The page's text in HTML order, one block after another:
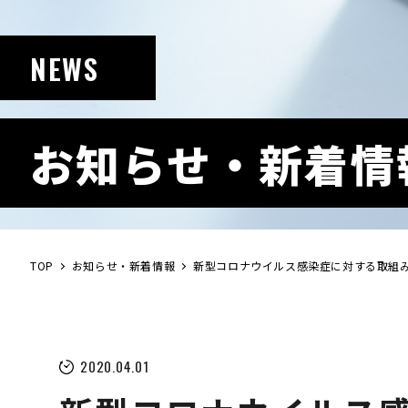
NEWS
お知らせ・新着
TOP お知らせ・新着情報 新型コロナウイルス感染症に対する取組
2020.04.01